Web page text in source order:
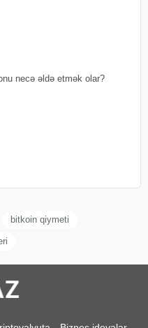
necə əldə etmək olar?
bitkoin qiymeti